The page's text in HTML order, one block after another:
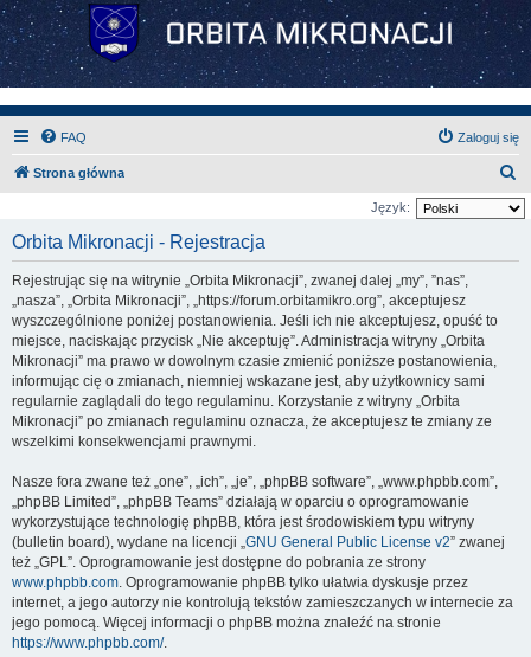
FAQ Zaloguj się
Strona główna
z
Język:
Orbita Mikronacji - Rejestracja
Rejestrując się na witrynie „Orbita Mikronacji”, zwanej dalej „my”, ”nas”,
„nasza”, „Orbita Mikronacji”, „https://forum.orbitamikro.org”, akceptujesz
wyszczególnione poniżej postanowienia. Jeśli ich nie akceptujesz, opuść to
miejsce, naciskając przycisk „Nie akceptuję”. Administracja witryny „Orbita
Mikronacji” ma prawo w dowolnym czasie zmienić poniższe postanowienia,
informując cię o zmianach, niemniej wskazane jest, aby użytkownicy sami
regularnie zaglądali do tego regulaminu. Korzystanie z witryny „Orbita
Mikronacji” po zmianach regulaminu oznacza, że akceptujesz te zmiany ze
wszelkimi konsekwencjami prawnymi.
Nasze fora zwane też „one”, „ich”, „je”, „phpBB software”, „www.phpbb.com”,
„phpBB Limited”, „phpBB Teams” działają w oparciu o oprogramowanie
wykorzystujące technologię phpBB, która jest środowiskiem typu witryny
(bulletin board), wydane na licencji „GNU General Public License v2” zwanej
też „GPL”. Oprogramowanie jest dostępne do pobrania ze strony
www.phpbb.com. Oprogramowanie phpBB tylko ułatwia dyskusje przez
internet, a jego autorzy nie kontrolują tekstów zamieszczanych w internecie za
jego pomocą. Więcej informacji o phpBB można znaleźć na stronie
https://www.phpbb.com/.